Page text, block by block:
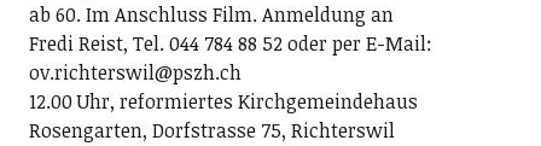
ab 60. Im Anschluss Film. Anmeldung an
Fredi Reist, Tel. 044 784 88 52 oder per E-Mail:
ov.richterswil@pszh.ch
12.00 Uhr, reformiertes Kirchgemeindehaus
Rosengarten, Dorfstrasse 75, Richterswil